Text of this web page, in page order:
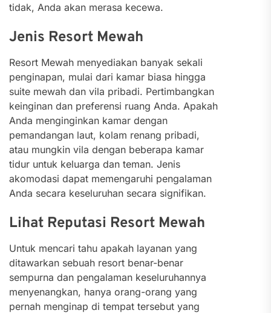
tidak, Anda akan merasa kecewa.
Jenis Resort Mewah
Resort Mewah menyediakan banyak sekali
penginapan, mulai dari kamar biasa hingga
suite mewah dan vila pribadi. Pertimbangkan
keinginan dan preferensi ruang Anda. Apakah
Anda menginginkan kamar dengan
pemandangan laut, kolam renang pribadi,
atau mungkin vila dengan beberapa kamar
tidur untuk keluarga dan teman. Jenis
akomodasi dapat memengaruhi pengalaman
Anda secara keseluruhan secara signifikan.
Lihat Reputasi Resort Mewah
Untuk mencari tahu apakah layanan yang
ditawarkan sebuah resort benar-benar
sempurna dan pengalaman keseluruhannya
menyenangkan, hanya orang-orang yang
pernah menginap di tempat tersebut yang